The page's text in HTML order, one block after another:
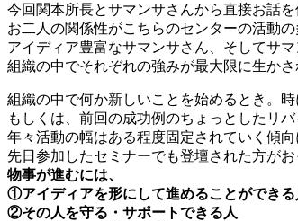
今回関本所長とサマンサさんから直接お話を
お二人の関係性がこちらのセンターの活動
アイディア豊富なサマンサさん、そしてサ
組織の中でそれぞれの強みが最大限に生かさ
組織の中で何か新しいことを始めるとき。
もしくは、前回の成功例のちょっとしたリ
年々活動の幅はある程度固定されていく傾向
先日参加したセミナーでも登壇された方がお
物事が進むには、
①アイディアを形にして進めることができる
②その人を守る・サポートできる人